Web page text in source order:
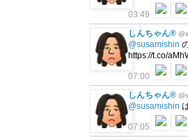
03:49
しんちゃん®
@susamishin
https://t.co/
07:00
しんちゃん®
@susamishin
07:05